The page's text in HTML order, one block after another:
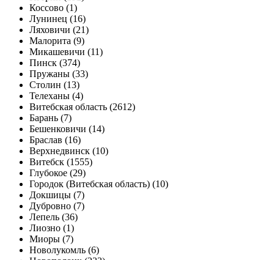
Коссово (1)
Лунинец (16)
Ляховичи (21)
Малорита (9)
Микашевичи (11)
Пинск (374)
Пружаны (33)
Столин (13)
Телеханы (4)
Витебская область (2612)
Барань (7)
Бешенковичи (14)
Браслав (16)
Верхнедвинск (10)
Витебск (1555)
Глубокое (29)
Городок (Витебская область) (10)
Докшицы (7)
Дубровно (7)
Лепель (36)
Лиозно (1)
Миоры (7)
Новолукомль (6)